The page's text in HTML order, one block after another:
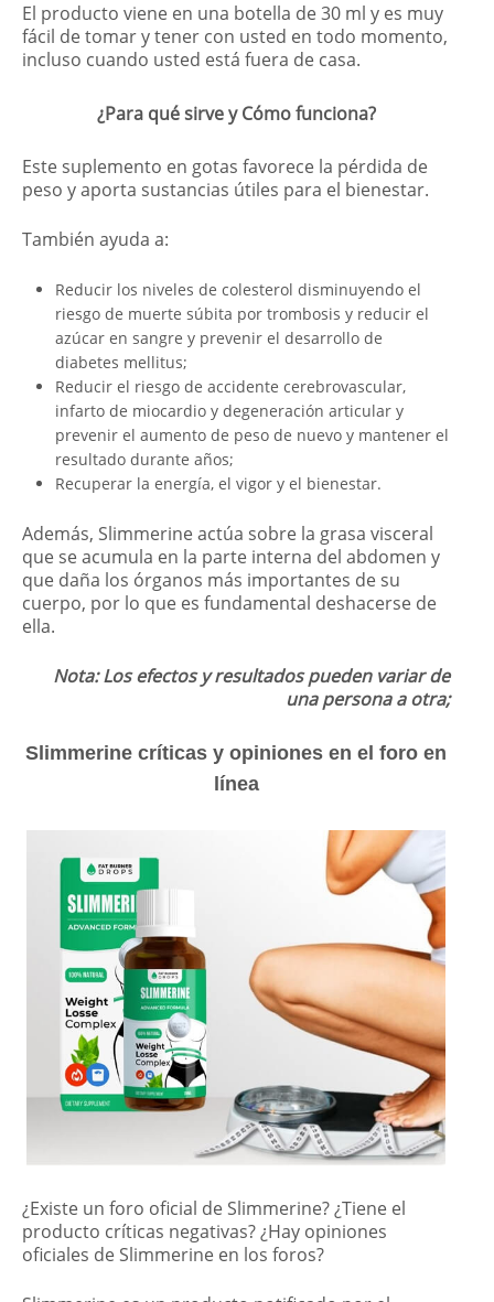
El producto viene en una botella de 30 ml y es muy
fácil de tomar y tener con usted en todo momento,
incluso cuando usted está fuera de casa.
¿Para qué sirve y Cómo funciona?
Este suplemento en gotas favorece la pérdida de
peso y aporta sustancias útiles para el bienestar.
También ayuda a:
Reducir los niveles de colesterol disminuyendo el
riesgo de muerte súbita por trombosis y reducir el
azúcar en sangre y prevenir el desarrollo de
diabetes mellitus;
Reducir el riesgo de accidente cerebrovascular,
infarto de miocardio y degeneración articular y
prevenir el aumento de peso de nuevo y mantener el
resultado durante años;
Recuperar la energía, el vigor y el bienestar.
Además, Slimmerine actúa sobre la grasa visceral
que se acumula en la parte interna del abdomen y
que daña los órganos más importantes de su
cuerpo, por lo que es fundamental deshacerse de
ella.
Nota: Los efectos y resultados pueden variar de
una persona a otra;
Slimmerine críticas y opiniones en el foro en
línea
¿Existe un foro oficial de Slimmerine? ¿Tiene el
producto críticas negativas? ¿Hay opiniones
oficiales de Slimmerine en los foros?